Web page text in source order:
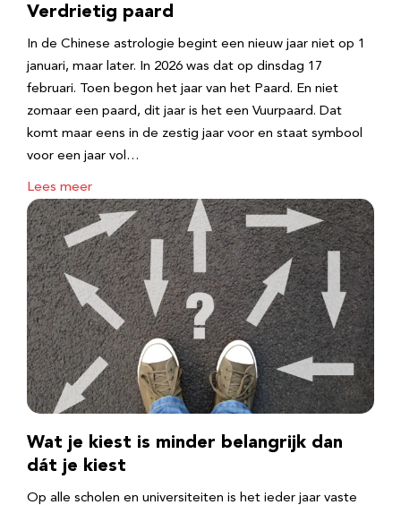
Verdrietig paard
In de Chinese astrologie begint een nieuw jaar niet op 1
januari, maar later. In 2026 was dat op dinsdag 17
februari. Toen begon het jaar van het Paard. En niet
zomaar een paard, dit jaar is het een Vuurpaard. Dat
komt maar eens in de zestig jaar voor en staat symbool
voor een jaar vol…
Lees meer
Wat je kiest is minder belangrijk dan
dát je kiest
Op alle scholen en universiteiten is het ieder jaar vaste